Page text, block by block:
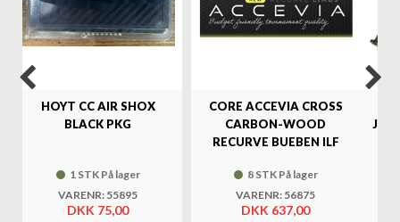
HOYT CC AIR SHOX
BLACK PKG
1 STK På lager
VARENR: 55895
DKK 75,00
CORE ACCEVIA CROSS
CARBON-WOOD
RECURVE BUEBEN ILF
8 STK På lager
VARENR: 56875
DKK 637,00